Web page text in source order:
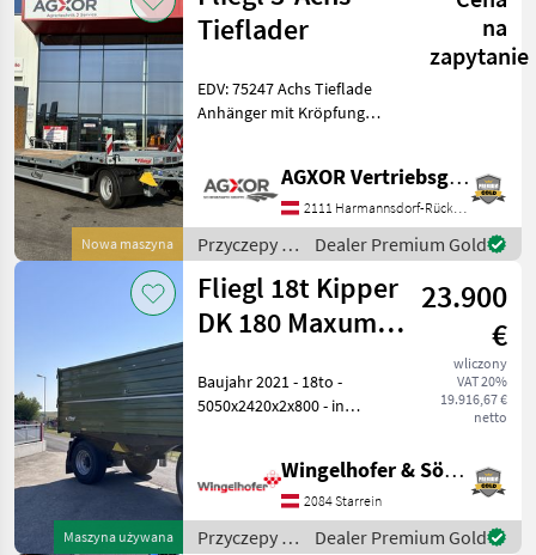
/ Fliegl
Nowa maszyna
Tieflader
na
zapytanie
EDV: 75247 Achs Tieflade
Anhänger mit Kröpfung
Schweißkonstruktion
Drehschemel mit kräftigen
Kugeldrehkranz Heckabstüt
AGXOR Vertriebsgesellschaft Ost GmbH
2111 Harmannsdorf-Rückersdorf
Przyczepy /
Fliegl
Dealer Premium Gold
Maszyna używana
Fliegl 18t Kipper
DK 180 Maxum
23.900
€
wliczony
VAT 20%
19.916,67 €
netto
Baujahr 2021 - 18to -
5050x2420x2x800 - in
- Unterbau grau -
Schmutzfänger - LED-
Beleuchtung - autom.
Wingelhofer & Söhne GmbH
2084 Starrein
Przyczepy /
Dealer Premium Gold